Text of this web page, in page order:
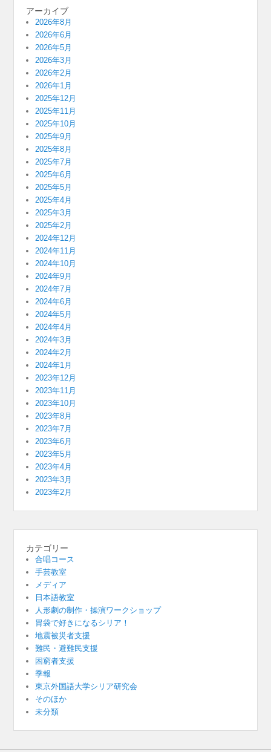
アーカイブ
2026年8月
2026年6月
2026年5月
2026年3月
2026年2月
2026年1月
2025年12月
2025年11月
2025年10月
2025年9月
2025年8月
2025年7月
2025年6月
2025年5月
2025年4月
2025年3月
2025年2月
2024年12月
2024年11月
2024年10月
2024年9月
2024年7月
2024年6月
2024年5月
2024年4月
2024年3月
2024年2月
2024年1月
2023年12月
2023年11月
2023年10月
2023年8月
2023年7月
2023年6月
2023年5月
2023年4月
2023年3月
2023年2月
カテゴリー
合唱コース
手芸教室
メディア
日本語教室
人形劇の制作・操演ワークショップ
胃袋で好きになるシリア！
地震被災者支援
難民・避難民支援
困窮者支援
季報
東京外国語大学シリア研究会
そのほか
未分類